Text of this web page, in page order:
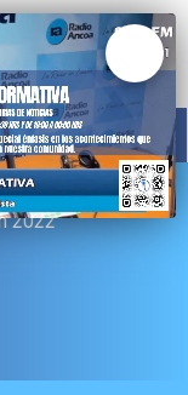
DEPORTES
2022